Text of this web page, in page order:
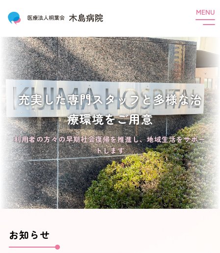
t
o
g
n
HOME
木島病院のご紹介
ご挨拶 理念と基本方針 概要
沿革
組織
会議・委員会 機能分化
一般・患者様へ
外来受診について
精神科デイケア
精神科訪問看護
コミュニティ・プラザ（就労継続支援B型）
コミュニティ・アクア（グループホーム）
医療関係者の方へ
充実した専門スタッフと多様な治
療環境をご用意
利用者の方々の早期社会復帰を推進し、地域生活をサポー
トします
お知らせ